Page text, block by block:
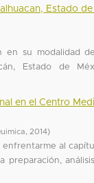
Estado
en su modalidad
Estado de
en el Centro
2014)
al